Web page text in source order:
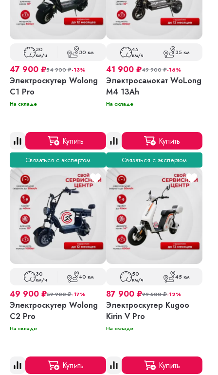
30
км/ч 30 км
47 900 ₽54 900₽-13%
Электроскутер Wolong
C1 Pro
На складе
Купить
Связаться с экспертом
45
км/ч 35 км
41 900 ₽49 900₽-16%
Электросамокат WoLong
M4 13Ah
На складе
Купить
Связаться с экспертом
30
км/ч 40 км
49 900 ₽59 900₽-17%
Электроскутер Wolong
C2 Pro
На складе
Купить
50
км/ч 45 км
87 900 ₽99 500₽-12%
Электроскутер Kugoo
Kirin V Pro
На складе
Купить